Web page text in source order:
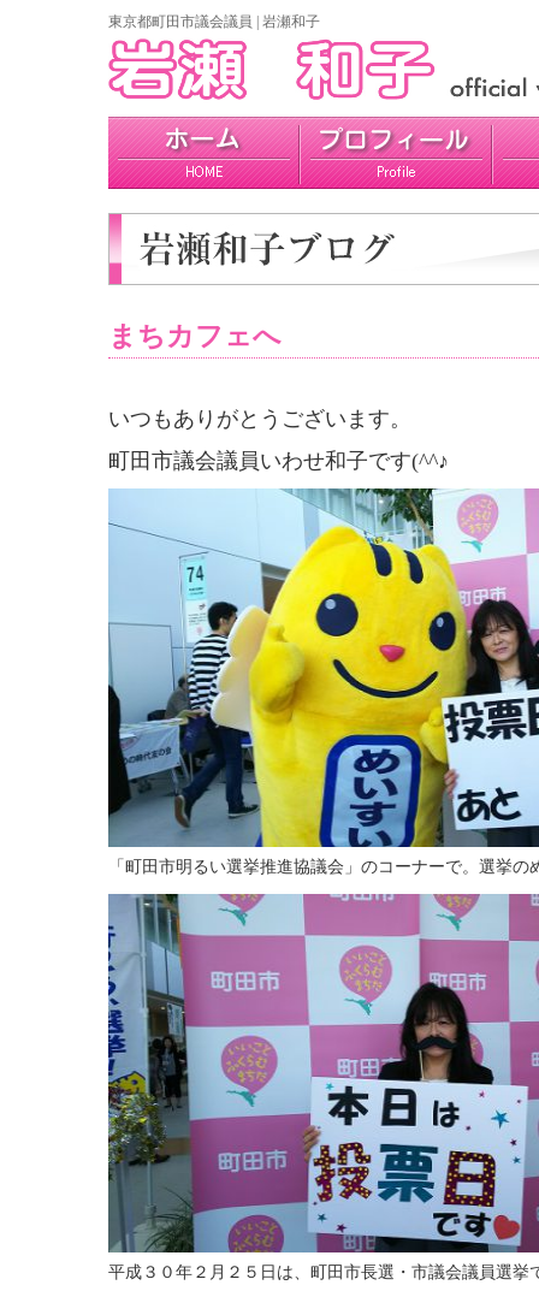
東京都町田市議会議員 | 岩瀬和子
プロフィール 政策 活動報告
まちカフェへ
いつもありがとうございます。
町田市議会議員いわせ和子です(^^♪
「町田市明るい選挙推進協議会」のコーナーで。選挙の
平成３０年２月２５日は、町田市長選・市議会議員選挙